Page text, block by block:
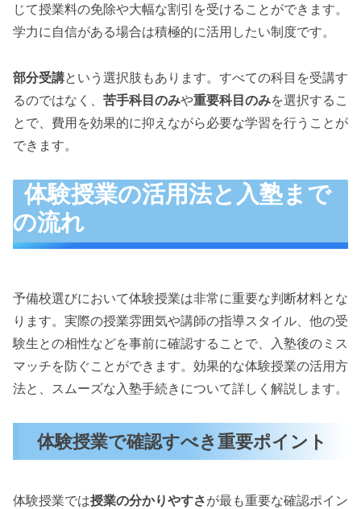
じて授業料の免除や大幅な割引を受けることができます。
学力に自信がある場合は積極的に活用したい制度です。
部分受講という選択肢もあります。すべての科目を受講す
るのではなく、 苦手科目のみや重要科目のみを選択するこ
とで、費用を効果的に抑えながら必要な学習を行うことが
できます。
体験授業の活用法と入塾まで
の流れ
予備校選びにおいて体験授業は非常に重要な判断材料とな
ります。実際の授業雰囲気や講師の指導スタイル、他の受
験生との相性などを事前に確認することで、入塾後のミス
マッチを防ぐことができます。効果的な体験授業の活用方
法と、スムーズな入塾手続きについて詳しく解説します。
体験授業で確認すべき重要ポイント
体験授業では授業の分かりやすさが最も重要な確認ポイン